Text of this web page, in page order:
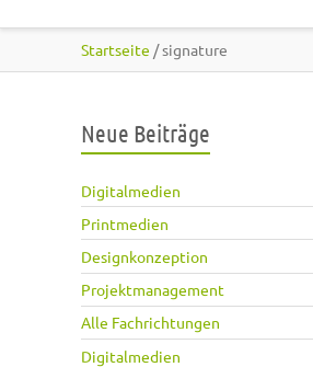
Startseite / signature
Neue Beiträge
Digitalmedien
Printmedien
Designkonzeption
Projektmanagement
Alle Fachrichtungen
Digitalmedien